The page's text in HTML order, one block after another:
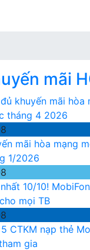
mãi
khuyến mãi hòa
tháng 4 2026
mãi hòa mạng
1/2026
10/10!
mọi TB
CTKM nạp thẻ
gia